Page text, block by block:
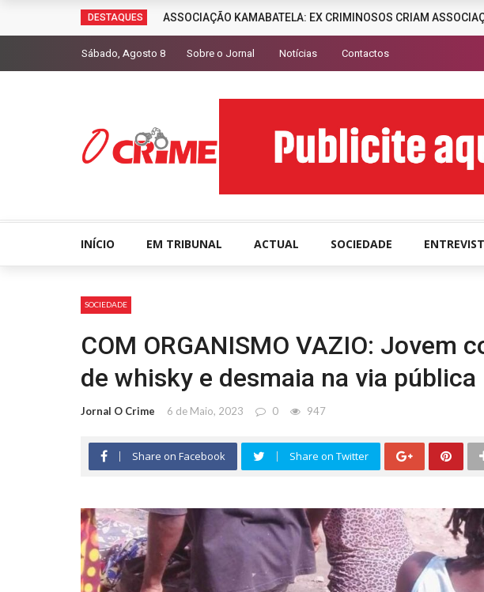
DESTAQUES ASSOCIAÇÃO KAMABATELA: EX CRIMINOSOS CRIAM
Sábado, Agosto 8 Sobre o Jornal Notícias Contactos
INÍCIO EM TRIBUNAL ACTUAL SOCIEDADE
SOCIEDADE
COM ORGANISMO VAZIO: Jovem
de whisky e desmaia na via pública
Jornal O Crime 6 de Maio, 2023 0 947
Share on Facebook Share on Twitter